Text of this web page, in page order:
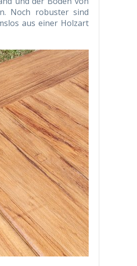
Noch robuster sind
aus einer Holzart